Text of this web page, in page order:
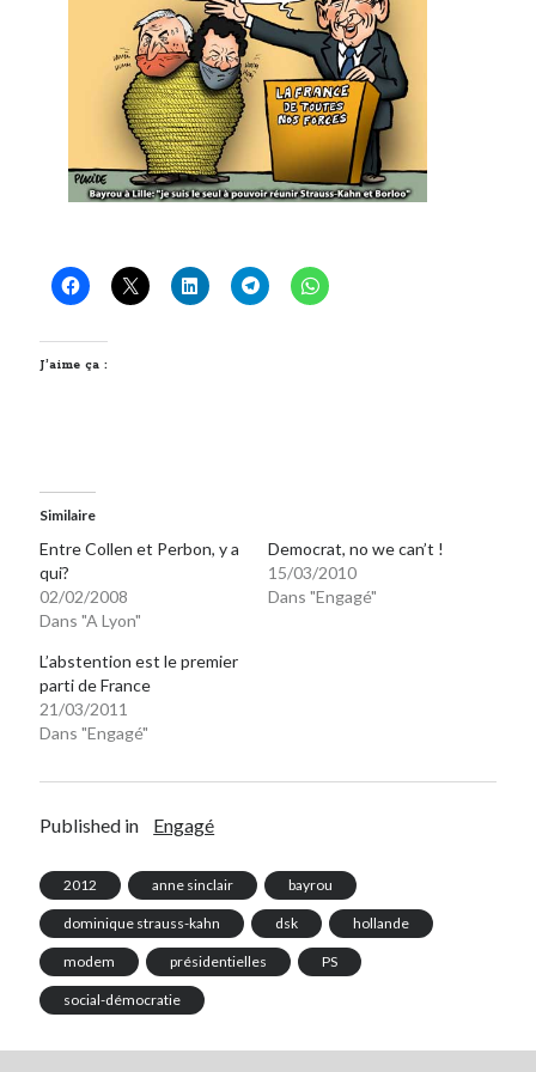
J’aime ça :
Similaire
Entre Collen et Perbon, y a
qui?
02/02/2008
Dans "A Lyon"
Democrat, no we can’t !
15/03/2010
Dans "Engagé"
L’abstention est le premier
parti de France
21/03/2011
Dans "Engagé"
Published in Engagé
2012 anne sinclair bayrou
dominique strauss-kahn dsk hollande
modem présidentielles PS
social-démocratie